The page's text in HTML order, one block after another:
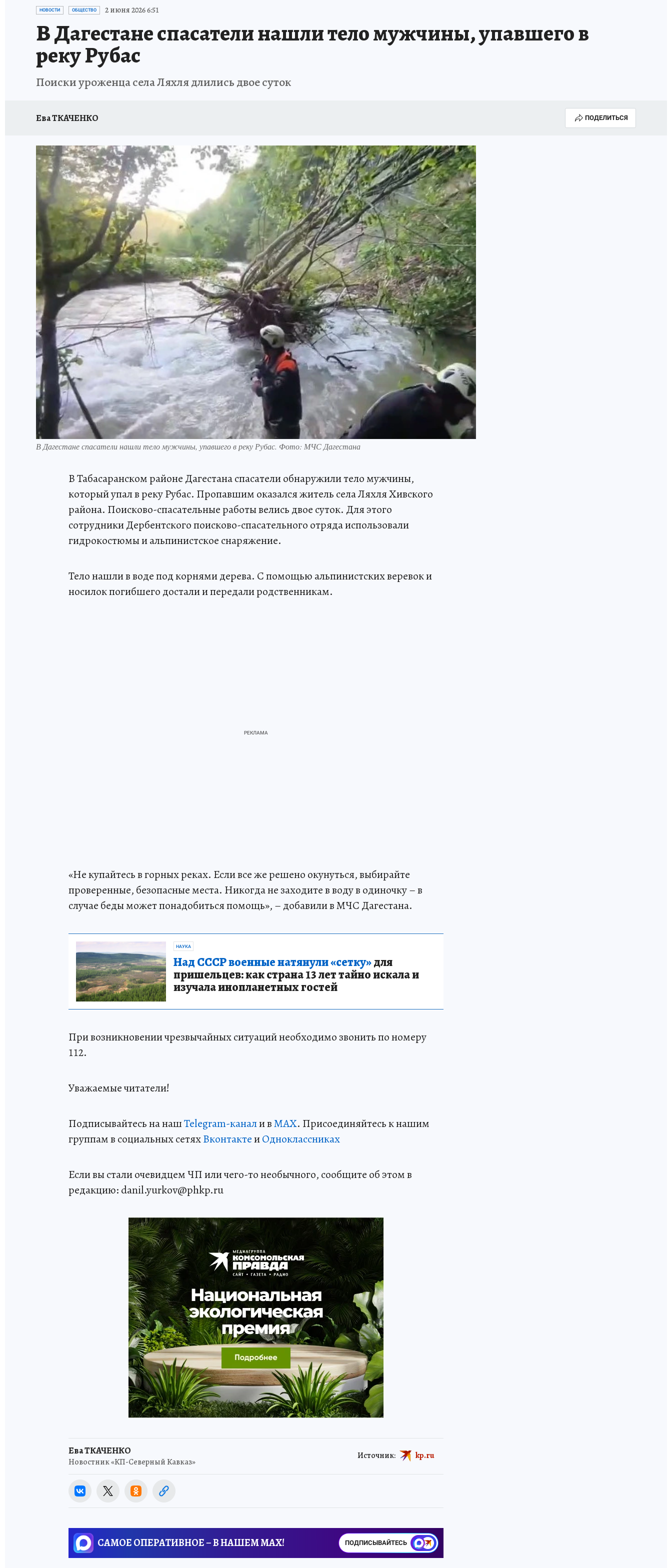
ЗАПОВЕДНАЯ РОССИЯ
НОВОСТИ ОБЩЕСТВО 2 июня 2026 6:51
В Дагестане спасатели нашли тело мужчины, упавшего в
реку Рубас
Поиски уроженца села Ляхля длились двое суток
Ева ТКАЧЕНКО ПОДЕЛИТЬСЯ
В Дагестане спасатели нашли тело мужчины, упавшего в реку Рубас. Фото: МЧС Дагестана
В Табасаранском районе Дагестана спасатели обнаружили тело мужчины,
который упал в реку Рубас. Пропавшим оказался житель села Ляхля Хивского
района. Поисково-спасательные работы велись двое суток. Для этого
сотрудники Дербентского поисково-спасательного отряда использовали
гидрокостюмы и альпинистское снаряжение.
Тело нашли в воде под корнями дерева. С помощью альпинистских веревок и
носилок погибшего достали и передали родственникам.
«Не купайтесь в горных реках. Если все же решено окунуться, выбирайте
проверенные, безопасные места. Никогда не заходите в воду в одиночку – в
случае беды может понадобиться помощь», – добавили в МЧС Дагестана.
НАУКА
Над СССР военные натянули «сетку»для
пришельцев: как страна 13 лет тайно искала и
изучала инопланетных гостей
При возникновении чрезвычайных ситуаций необходимо звонить по номеру
112.
Уважаемые читатели!
Подписывайтесь на нашTelegram-канали вMAX. Присоединяйтесь к нашим
группам в социальных сетяхВконтактеиОдноклассниках
Если вы стали очевидцем ЧП или чего-то необычного, сообщите об этом в
редакцию: danil.yurkov@phkp.ru
Ева ТКАЧЕНКО
Новостник «КП-Северный Кавказ»
Источник: kp.ru
САМОЕ ОПЕРАТИВНОЕ – В НАШЕМ MAX! ПОДПИСЫВАЙТЕСЬ